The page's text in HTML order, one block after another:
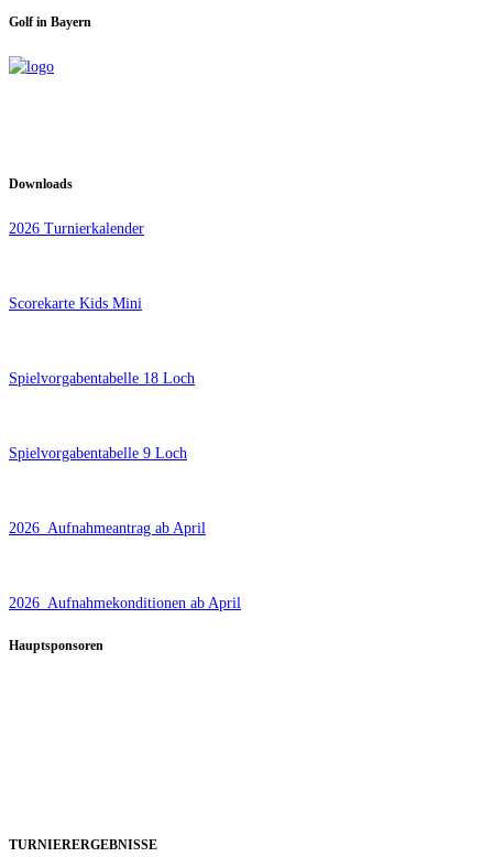
Golf in Bayern
Downloads
2026 Turnierkalender
Scorekarte Kids Mini
Spielvorgabentabelle 18 Loch
Spielvorgabentabelle 9 Loch
2026_Aufnahmeantrag ab April
2026_Aufnahmekonditionen ab April
Hauptsponsoren
TURNIERERGEBNISSE